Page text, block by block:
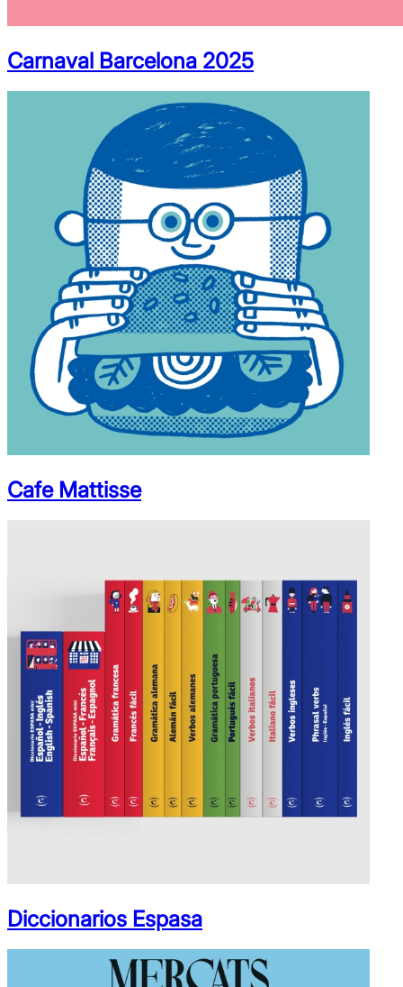
Carnaval Barcelona 2025
Cafe Mattisse
Diccionarios Espasa